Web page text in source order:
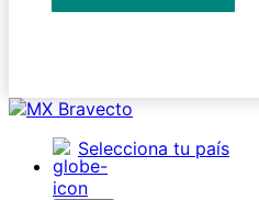
Placeholder
Anchor
Skip
Content
Skip
Footer
Selecciona tu país